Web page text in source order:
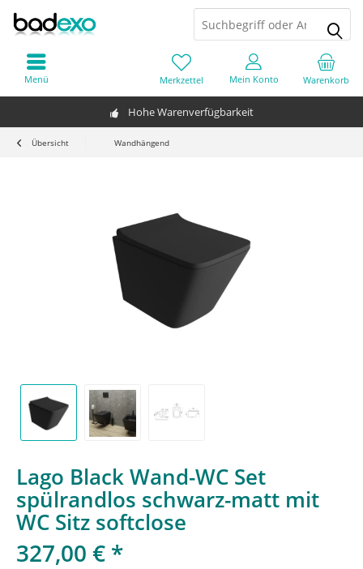
Hohe Warenverfügbarkeit
Warenkorb
Merkzettel Mein Konto
Menü
Übersicht Wandhängend
Lago Black Wand-WC Set
spülrandlos schwarz-matt mit
WC Sitz softclose
327,00 € *